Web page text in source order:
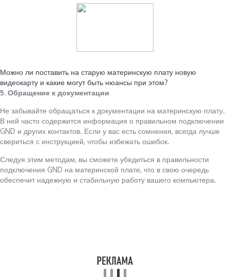
Можно ли поставить на старую материнскую плату новую
видеокарту и какие могут быть нюансы при этом?
5. Обращение к документации
Не забывайте обращаться к документации на материнскую плату.
В ней часто содержится информация о правильном подключении
GND и других контактов. Если у вас есть сомнения, всегда лучше
свериться с инструкцией, чтобы избежать ошибок.
Следуя этим методам, вы сможете убедиться в правильности
подключения GND на материнской плате, что в свою очередь
обеспечит надежную и стабильную работу вашего компьютера.